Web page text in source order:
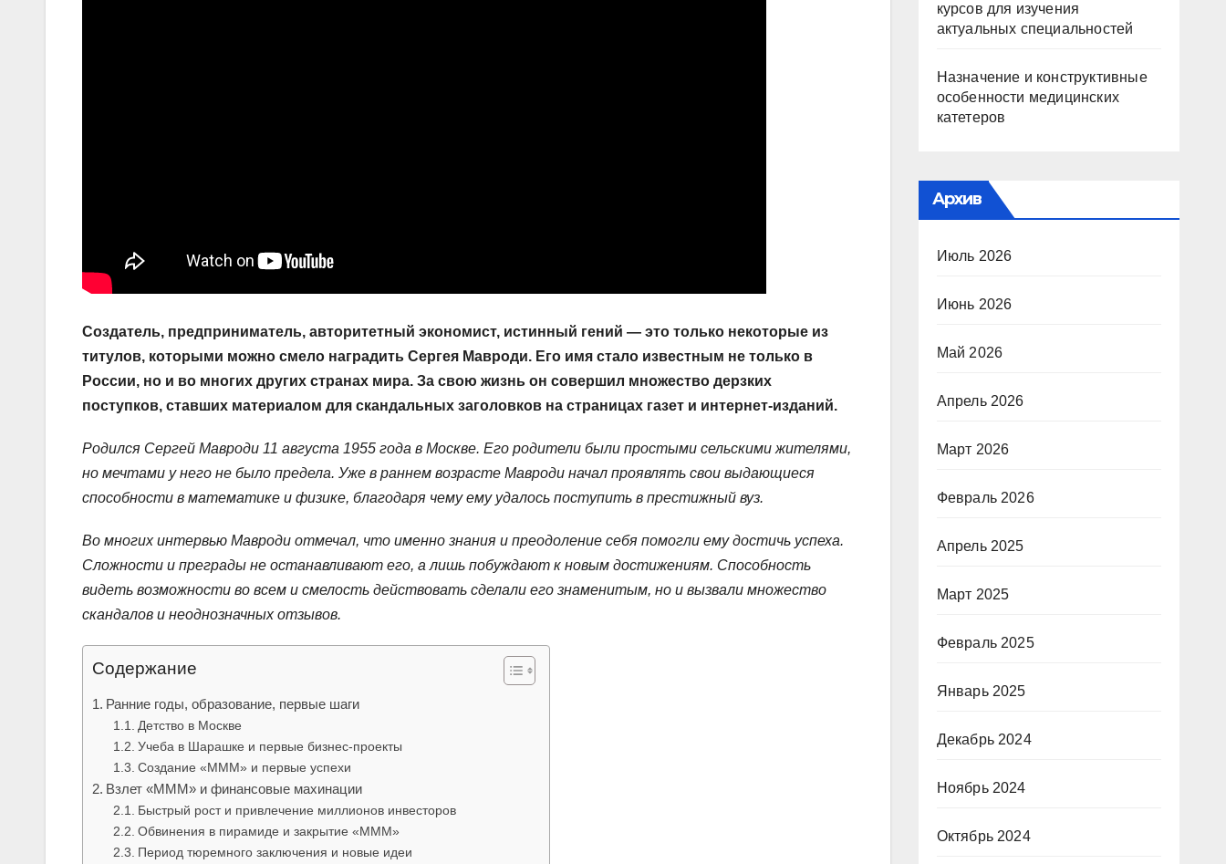
Создатель, предприниматель, авторитетный экономист, истинный гений — это только некоторые из
титулов, которыми можно смело наградить Сергея Мавроди. Его имя стало известным не только в
России, но и во многих других странах мира. За свою жизнь он совершил множество дерзких
поступков, ставших материалом для скандальных заголовков на страницах газет и интернет-изданий.
Родился Сергей Мавроди 11 августа 1955 года в Москве. Его родители были простыми сельскими жителями,
но мечтами у него не было предела. Уже в раннем возрасте Мавроди начал проявлять свои выдающиеся
способности в математике и физике, благодаря чему ему удалось поступить в престижный вуз.
Во многих интервью Мавроди отмечал, что именно знания и преодоление себя помогли ему достичь успеха.
Сложности и преграды не останавливают его, а лишь побуждают к новым достижениям. Способность
видеть возможности во всем и смелость действовать сделали его знаменитым, но и вызвали множество
скандалов и неоднозначных отзывов.
Содержание
Ранние годы, образование, первые шаги
Детство в Москве
Учеба в Шарашке и первые бизнес-проекты
Создание «МММ» и первые успехи
Взлет «МММ» и финансовые махинации
Быстрый рост и привлечение миллионов инвесторов
Обвинения в пирамиде и закрытие «МММ»
Период тюремного заключения и новые идеи
курсов для изучения
актуальных специальностей
Назначение и конструктивные
особенности медицинских
катетеров
Архив
Июль 2026
Июнь 2026
Май 2026
Апрель 2026
Март 2026
Февраль 2026
Апрель 2025
Март 2025
Февраль 2025
Январь 2025
Декабрь 2024
Ноябрь 2024
Октябрь 2024